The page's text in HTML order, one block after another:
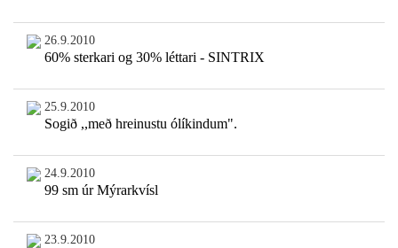
26.9.2010
60% sterkari og 30% léttari - SINTRIX
25.9.2010
Sogið ,,með hreinustu ólíkindum".
24.9.2010
99 sm úr Mýrarkvísl
23.9.2010